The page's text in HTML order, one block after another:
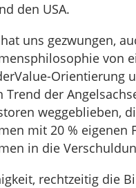
den USA.
uns gezwungen,
von
Orientierung
Trend der
weggeblieben,
mit 20 %
in die
rechtzeitig die